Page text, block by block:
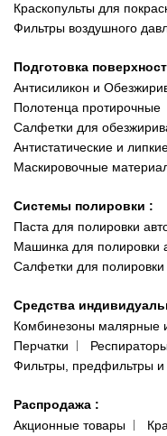
Краскопульты для
Фильтры воздушного
Подготовка
Антисиликон и
Полотенца протирочные
Салфетки для
Антистатические и
Маскировочные
Системы полировки :
Паста для полировки
Машинка для полировки
Салфетки для полировки
Средства
Комбинезоны малярные
Перчатки
Фильтры, предфильтры и
Распродажа :
Акционные товары